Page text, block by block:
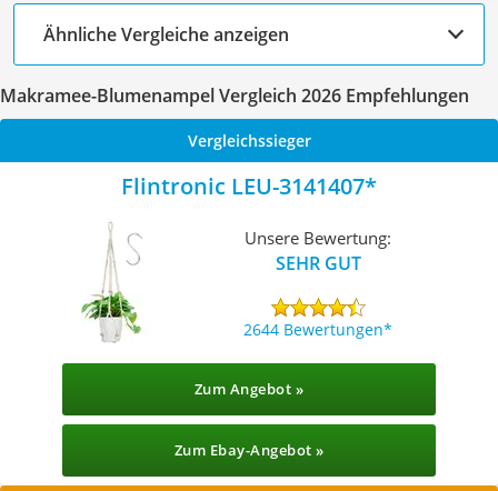
Ähnliche Vergleiche anzeigen
Makramee-Blumenampel Vergleich 2026 Empfehlungen
Vergleichssieger
Flintronic LEU-3141407
Unsere Bewertung:
SEHR GUT
2644 Bewertungen
Zum Angebot »
Zum Ebay-Angebot »